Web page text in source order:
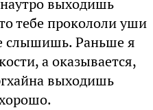
наутро выходишь
тебе прокололи уши
слышишь. Раньше я
а оказывается,
выходишь